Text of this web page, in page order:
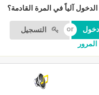
آلياً في المرة القادمة؟
التسجيل